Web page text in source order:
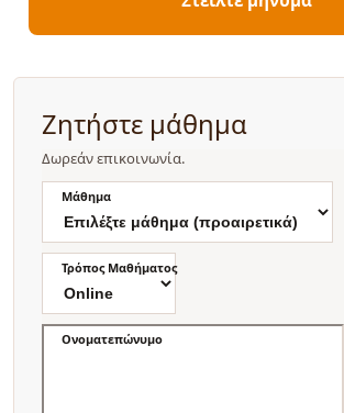
Ζητήστε μάθημα
Δωρεάν επικοινωνία.
Μάθημα
Τρόπος Μαθήματος
Ονοματεπώνυμο